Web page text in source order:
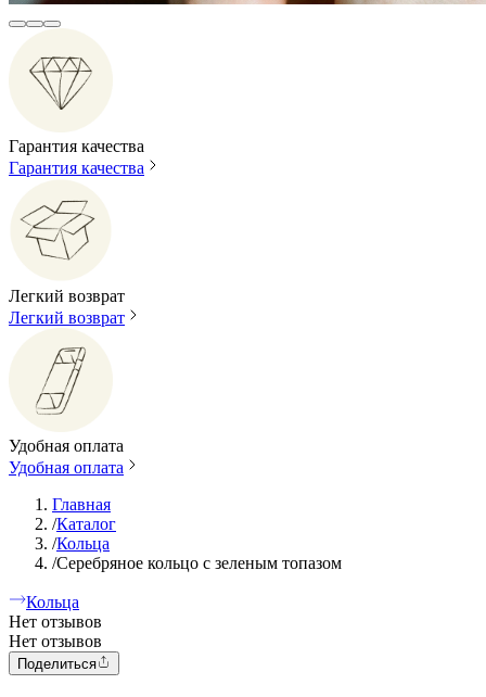
Гарантия качества
Гарантия качества
Легкий возврат
Легкий возврат
Удобная оплата
Удобная оплата
Главная
/Каталог
/Кольца
/Серебряное кольцо с зеленым топазом
Кольца
Нет отзывов
Нет отзывов
Поделиться